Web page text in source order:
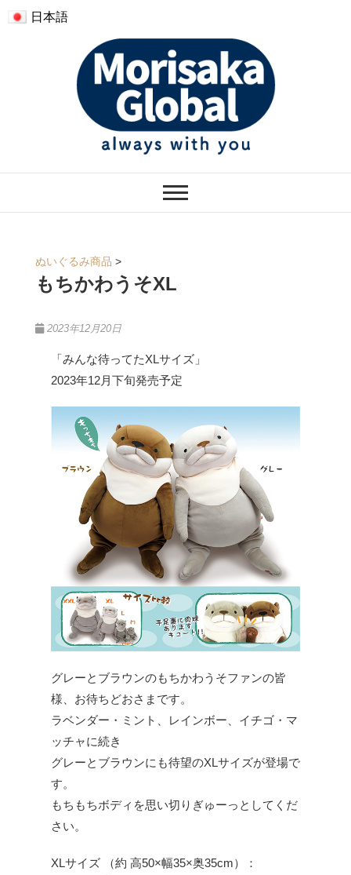
日本語
モリサカグローバル
ぬいぐるみ商品 >
もちかわうそXL
2023年12月20日
「みんな待ってたXLサイズ」
2023年12月下旬発売予定
グレーとブラウンのもちかわうそファンの皆
様、お待ちどおさまです。
ラベンダー・ミント、レインボー、イチゴ・マ
ッチャに続き
グレーとブラウンにも待望のXLサイズが登場で
す。
もちもちボディを思い切りぎゅーっとしてくだ
さい。
XLサイズ （約 高50×幅35×奥35cm）：